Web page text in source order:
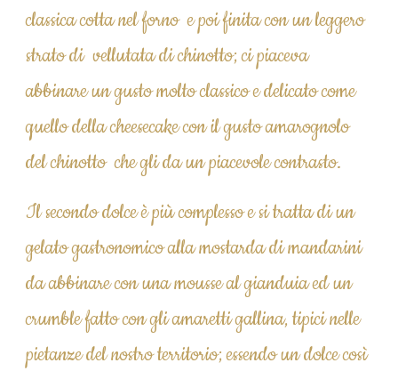
classica cotta nel forno  e poi finita con un leggero
strato di  vellutata di chinotto; ci piaceva
abbinare un gusto molto classico e delicato come
quello della cheesecake con il gusto amarognolo
del chinotto  che gli da un piacevole contrasto.
Il secondo dolce è più complesso e si tratta di un
gelato gastronomico alla mostarda di mandarini
da abbinare con una mousse al gianduia ed un
crumble fatto con gli amaretti gallina, tipici nelle
pietanze del nostro territorio; essendo un dolce così